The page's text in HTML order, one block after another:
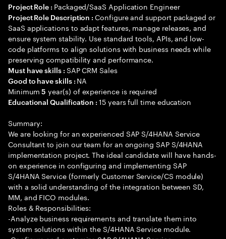
Project Role : Packaged/SaaS Application Engineer
Project Role Description :Configure and support packaged or
SaaS applications to adapt features, manage releases, and
ensure system stability. Use standard tools, APIs, and low-
code platforms to align solutions with business needs while
preserving compatibility and performance.
Must have skills : SAP CRM Sales
Good to have skills : NA
Minimum5 year(s) of experience is required
Educational Qualification :15 years full time education
Summary:
We are looking for an experienced SAP S/4HANA Service
Consultant to join our team for an ongoing SAP S/4HANA
implementation project. The ideal candidate will have hands-
on experience in configuring and implementing SAP
S/4HANA Service (formerly Customer Service/CS module)
with a solid understanding of the integration between SD,
MM, and FICO modules.
Roles & Responsibilities:
-Analyze business requirements and translate them into
system solutions within the S/4HANA Service module.